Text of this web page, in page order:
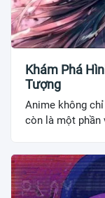
Khám Phá
Tượng
Anime không
còn là một phần